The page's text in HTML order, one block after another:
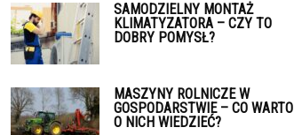
SAMODZIELNY MONTAŻ
KLIMATYZATORA – CZY TO
DOBRY POMYSŁ?
MASZYNY ROLNICZE W
GOSPODARSTWIE – CO WARTO
O NICH WIEDZIEĆ?